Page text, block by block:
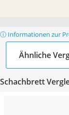
ⓘ Informationen zur
Ähnliche
Schachbrett